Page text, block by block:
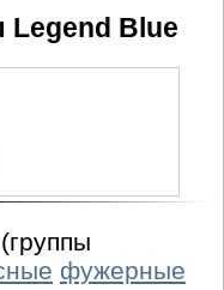
Blue
фужерные